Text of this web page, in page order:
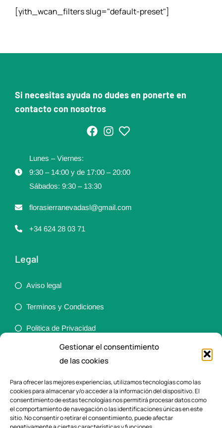
Gestionar el consentimiento
de las cookies
Para ofrecer las mejores experiencias, utilizamos tecnologías como las
cookies para almacenar y/o acceder a la información del dispositivo. El
consentimiento de estas tecnologías nos permitirá procesar datos como
el comportamiento de navegación o las identificaciones únicas en este
sitio. No consentir o retirar el consentimiento, puede afectar
[yith_wcan_filters slug="default-preset"]
Si necesitas ayuda no dudes en ponerte en
contacto con nosotros
Lunes – Viernes:
9:30 – 14:00 y de 17:00 – 20:00
Sábados: 9:30 – 13:30
florasierranevadasl@gmail.com
+34 624 28 03 71
Legal
Aviso legal
Terminos y Condiciones
Politica de Privacidad
Política de cookies (UE)
Ortopedia